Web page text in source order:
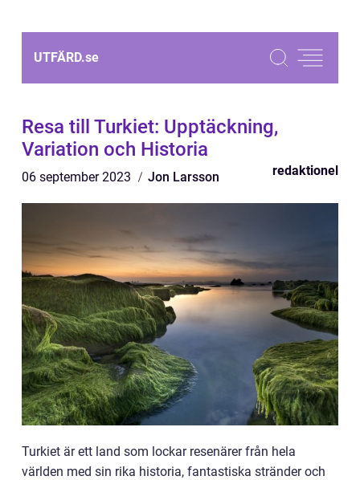
UTFÄRD.se
Resa till Turkiet: Upptäckning,
Variation och Historia
06 september 2023 Jon Larsson redaktionel
Turkiet är ett land som lockar resenärer från hela
världen med sin rika historia, fantastiska stränder och